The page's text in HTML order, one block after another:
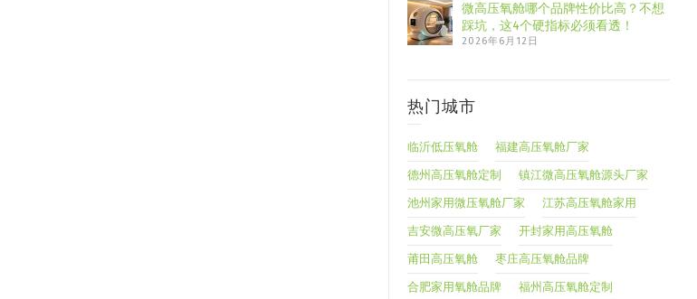
微高压氧舱哪个品牌性价比高？不想
踩坑，这4个硬指标必须看透！
2026年6月12日
热门城市
临沂低压氧舱 福建高压氧舱厂家
德州高压氧舱定制 镇江微高压氧舱源头厂家
池州家用微压氧舱厂家 江苏高压氧舱家用
吉安微高压氧厂家 开封家用高压氧舱
莆田高压氧舱 枣庄高压氧舱品牌
合肥家用氧舱品牌 福州高压氧舱定制